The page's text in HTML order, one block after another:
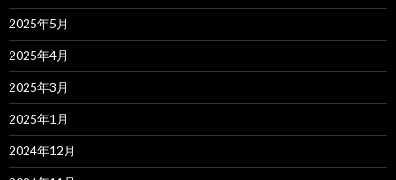
2025年5月
2025年4月
2025年3月
2025年1月
2024年12月